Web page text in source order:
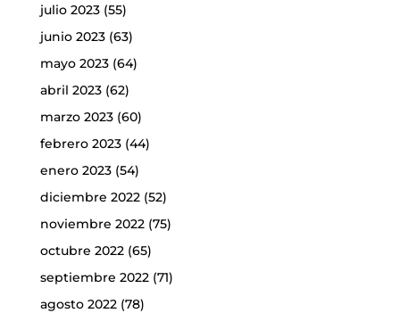
julio 2023(55)
junio 2023(63)
mayo 2023(64)
abril 2023(62)
marzo 2023(60)
febrero 2023(44)
enero 2023(54)
diciembre 2022(52)
noviembre 2022(75)
octubre 2022(65)
septiembre 2022(71)
agosto 2022(78)